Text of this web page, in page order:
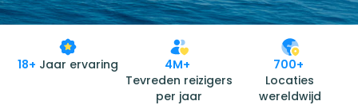
18+ Jaar ervaring
4M+
Tevreden reizigers
per jaar
700+
Locaties
wereldwijd